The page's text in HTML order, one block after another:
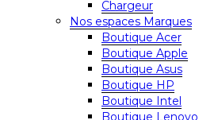
Chargeur
Nos espaces Marques
Boutique Acer
Boutique Apple
Boutique Asus
Boutique HP
Boutique Intel
Boutique Lenovo